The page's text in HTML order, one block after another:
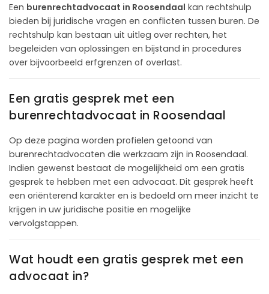
Een burenrechtadvocaat in Roosendaal kan rechtshulp
bieden bij juridische vragen en conflicten tussen buren. De
rechtshulp kan bestaan uit uitleg over rechten, het
begeleiden van oplossingen en bijstand in procedures
over bijvoorbeeld erfgrenzen of overlast.
Een gratis gesprek met een
burenrechtadvocaat in Roosendaal
Op deze pagina worden profielen getoond van
burenrechtadvocaten die werkzaam zijn in Roosendaal.
Indien gewenst bestaat de mogelijkheid om een gratis
gesprek te hebben met een advocaat. Dit gesprek heeft
een oriënterend karakter en is bedoeld om meer inzicht te
krijgen in uw juridische positie en mogelijke
vervolgstappen.
Wat houdt een gratis gesprek met een
advocaat in?